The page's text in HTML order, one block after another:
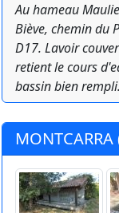
Au hameau
Biève, chemin du
D17. Lavoir
retient le cours
bassin bien rempli.